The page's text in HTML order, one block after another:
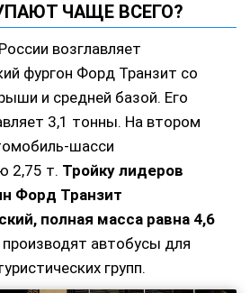
ЧАЩЕ ВСЕГО?
возглавляет
фургон Форд Транзит со
и средней базой. Его
3,1 тонны. На втором
шасси
2,75 т. Тройку лидеров
Форд Транзит
полная масса равна 4,6
производят автобусы для
групп.